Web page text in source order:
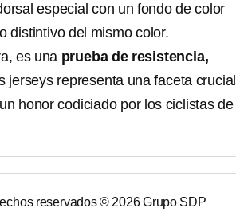
especial con un fondo de color
distintivo del mismo color.
es una prueba de resistencia,
jerseys representa una faceta
honor codiciado por los ciclistas de
reservados © 2026Grupo SDP